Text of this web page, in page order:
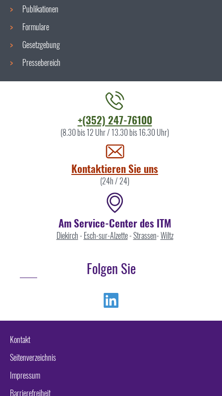
Publikationen
Formulare
Gesetzgebung
Pressebereich
+(352) 247-76100
(8.30 bis 12 Uhr / 13.30 bis 16.30 Uhr)
Kontaktieren Sie uns
(24h / 24)
Am Service-Center des ITM
Diekirch- Esch-sur-Alzette-Strassen-Wiltz
Folgen Sie
Kontakt
Seitenverzeichnis
Impressum
Barrierefreiheit